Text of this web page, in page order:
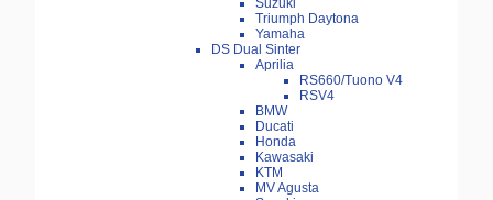
Suzuki
Triumph Daytona
Yamaha
DS Dual Sinter
Aprilia
RS660/Tuono V4
RSV4
BMW
Ducati
Honda
Kawasaki
KTM
MV Agusta